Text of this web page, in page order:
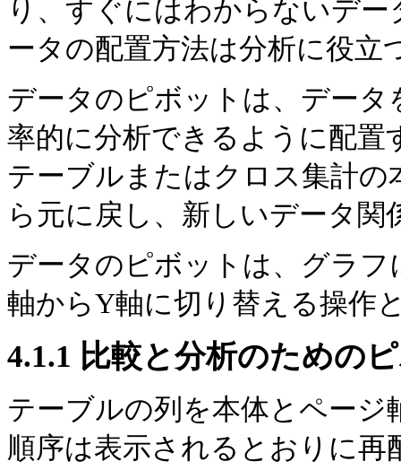
り、すぐにはわからないデ
ータの配置方法は分析に役立
データのピボットは、データ
率的に分析できるように配
テーブルまたはクロス集計
ら元に戻し、新しいデータ
データのピボットは、グラ
軸からY軸に切り替える操作
4.1.1 比較と分析のための
テーブルの列を本体とページ
順序は表示されるとおりに